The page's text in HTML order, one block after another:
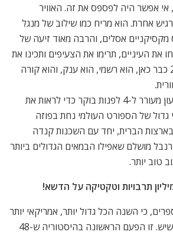
אי אפשר היה לפספס את זה. האוויר
אחרת. הוא מריח כמו שילוב של מנגל
אסלים, והרבה מאוד זיעה של
את העיניים, תרימו את הצעיפים ותכינו את
הגרונות: מונדיאל 2026 כבר כאן, הוא רשמי, הוא ענק, והוא קורה
הפעם לא צריך לכוון שעון מעורר ל-4 לפנות בוקר כדי לראות את
גדול של הספורט העולמי נחת בפוזה
בארצות הברית, יחד עם השכנות קנדה
מושלם שאפילו הבמאים הגדולים ביותר
טוב יותר.
כי השנה הכל גדול יותר, אמריקאי יותר
ומוגזם בקטע הכי טוב שיש. זו הפעם הראשונה בהיסטוריה ש-48